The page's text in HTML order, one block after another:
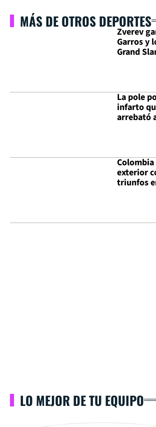
MÁS DE OTROS DEPORTES
Zverev
Garros y
Grand
La pole
infarto
arrebató
exterior
triunfos
LO MEJOR DE TU EQUIPO